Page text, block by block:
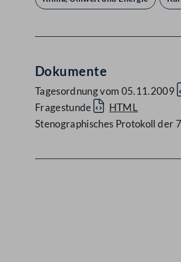
Dokumente
Tagesordnung vom 05.11.2009
Fragestunde
HTML
Stenographisches Protokoll der